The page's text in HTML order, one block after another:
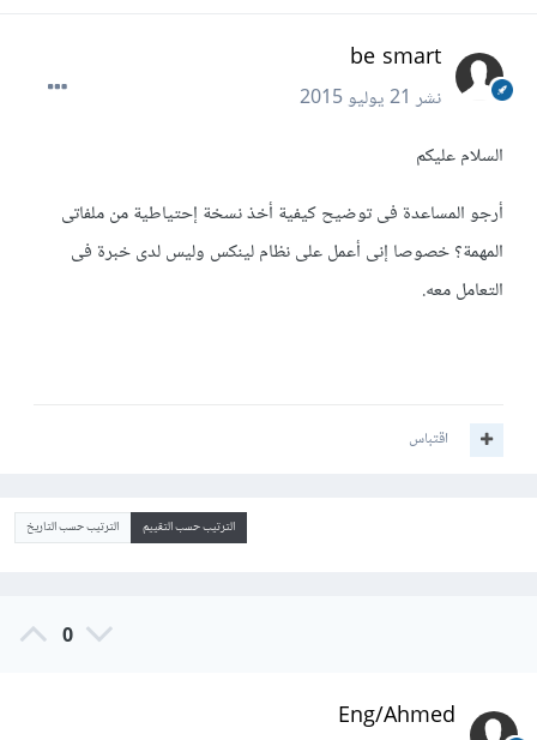
be smart
نشر21 يوليو 2015
السلام عليكم
أرجو المساعدة فى توضيح كيفية أخذ نسخة إحتياطية من ملفاتى
المهمة؟ خصوصا إنى أعمل على نظام لينكس وليس لدى خبرة فى
التعامل معه.
اقتباس
الترتيب حسب التقييم الترتيب حسب التاريخ
0
Eng/Ahmed